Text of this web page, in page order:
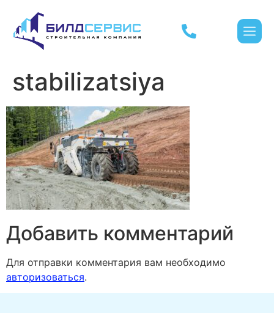
stabilizatsiya
Добавить комментарий
Для отправки комментария вам необходимо
авторизоваться.